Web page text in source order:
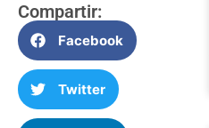
Compartir:
Facebook
Twitter